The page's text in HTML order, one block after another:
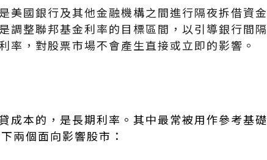
美國銀行及其他金融機構之間進行隔夜拆借資金
調整聯邦基金利率的目標區間，以引導銀行間隔
，對股票市場不會產生直接或立即的影響。
成本的，是長期利率。其中最常被用作參考基礎
兩個面向影響股市：